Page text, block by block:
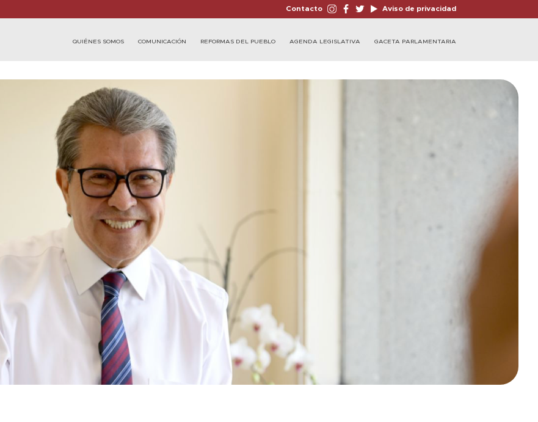
Contacto Aviso de privacidad
QUIÉNES SOMOS COMUNICACIÓN REFORMAS DEL PUEBLO AGENDA LEGISLATIVA GACETA PARLAMENTARIA